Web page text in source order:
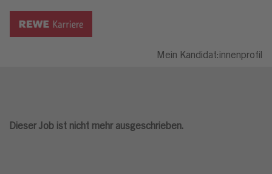
Mein Kandidat:innenprofil
Dieser Job ist nicht mehr ausgeschrieben.